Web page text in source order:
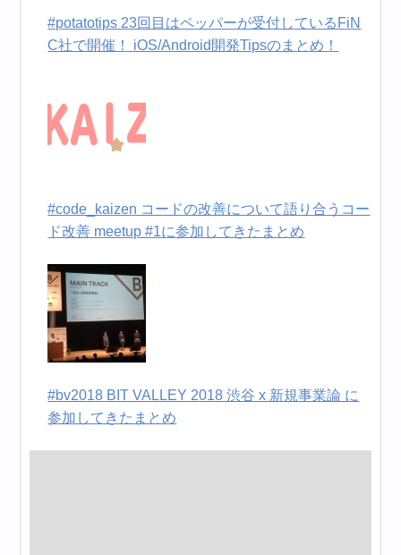
#potatotips 23回目はペッパーが受付しているFiN
C社で開催！ iOS/Android開発Tipsのまとめ！
#code_kaizen コードの改善について語り合うコー
ド改善 meetup #1に参加してきたまとめ
#bv2018 BIT VALLEY 2018 渋谷 x 新規事業論 に
参加してきたまとめ